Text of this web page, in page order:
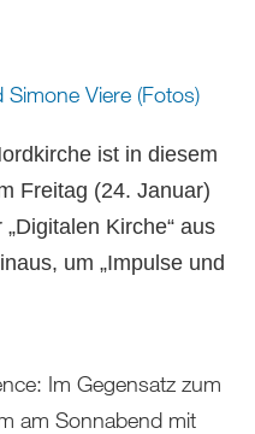
Viere (Fotos)
ist in diesem
Freitag (24. Januar)
Kirche“ aus
um „Impulse und
Im Gegensatz zum
am Sonnabend mit